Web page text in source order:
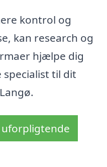
kontrol og
kan research og
hjælpe dig
til dit
uforpligtende